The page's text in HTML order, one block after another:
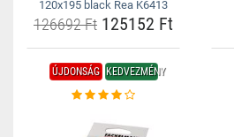
120x195 black Rea K6413
126692 Ft 125152 Ft
ÚJDONSÁG KEDVEZMÉNY